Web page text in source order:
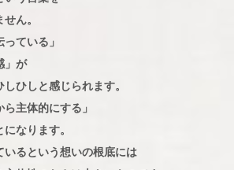
ん。
ている」
」が
ひしと感じられます。
ら主体的にする」
なります。
いるという想いの根底には